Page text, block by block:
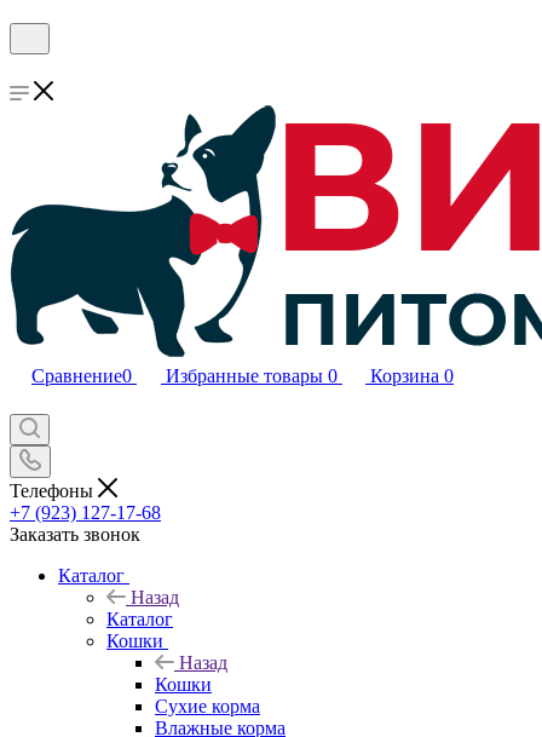
Сравнение0 Избранные товары 0 Корзина 0
Телефоны
+7 (923) 127-17-68
Заказать звонок
Каталог
Назад
Каталог
Кошки
Назад
Кошки
Сухие корма
Влажные корма